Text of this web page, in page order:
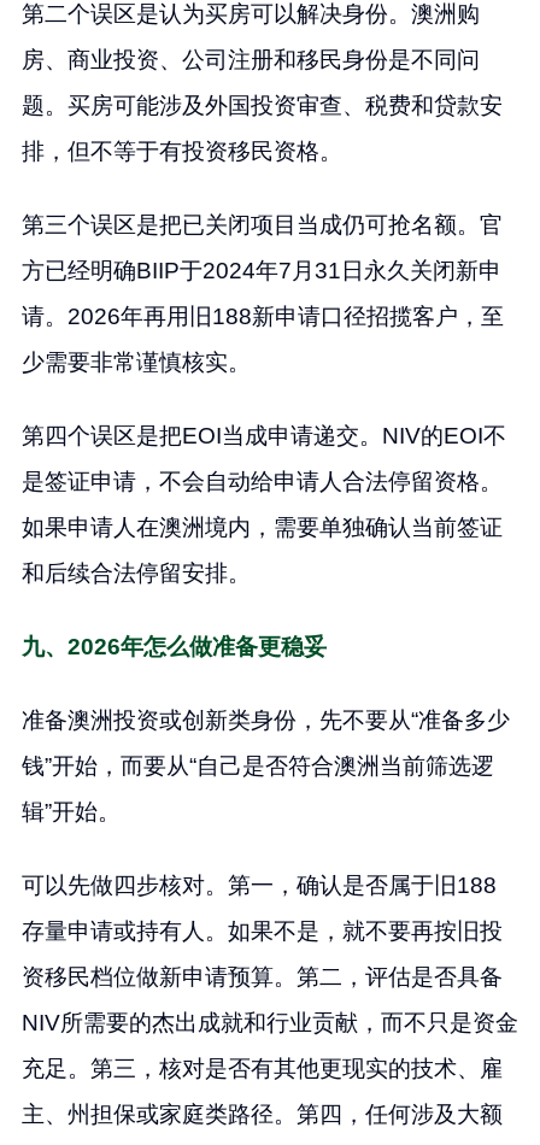
第二个误区是认为买房可以解决身份。澳洲购
房、商业投资、公司注册和移民身份是不同问
题。买房可能涉及外国投资审查、税费和贷款安
排，但不等于有投资移民资格。
第三个误区是把已关闭项目当成仍可抢名额。官
方已经明确BIIP于2024年7月31日永久关闭新申
请。2026年再用旧188新申请口径招揽客户，至
少需要非常谨慎核实。
第四个误区是把EOI当成申请递交。NIV的EOI不
是签证申请，不会自动给申请人合法停留资格。
如果申请人在澳洲境内，需要单独确认当前签证
和后续合法停留安排。
九、2026年怎么做准备更稳妥
准备澳洲投资或创新类身份，先不要从“准备多少
钱”开始，而要从“自己是否符合澳洲当前筛选逻
辑”开始。
可以先做四步核对。第一，确认是否属于旧188
存量申请或持有人。如果不是，就不要再按旧投
资移民档位做新申请预算。第二，评估是否具备
NIV所需要的杰出成就和行业贡献，而不只是资金
充足。第三，核对是否有其他更现实的技术、雇
主、州担保或家庭类路径。第四，任何涉及大额